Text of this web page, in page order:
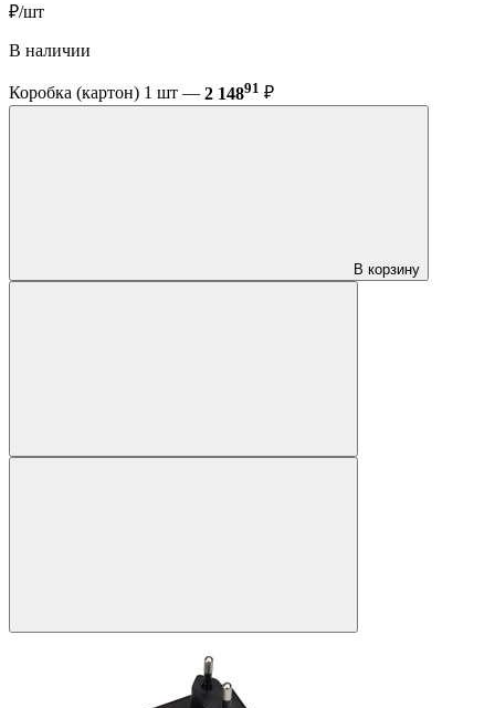
₽/шт
В наличии
Коробка (картон) 1 шт — 2 14891 ₽
В корзину